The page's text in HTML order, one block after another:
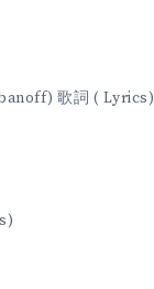
歌詞 ( Lyrics)